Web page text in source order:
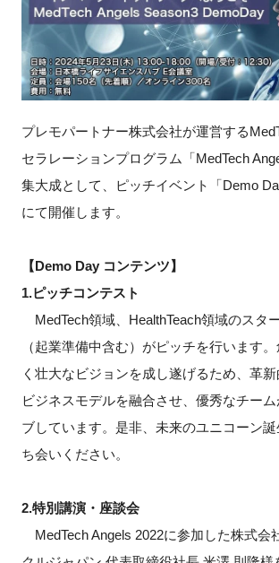
プログラム
インタビュー・コラム
LINK-Jを知る
特別会員
施設・アクセス
イベントお知らせメール登録
プレモパートナー株式会社が運営する
セラレーションプログラム「MedTech
集大成として、ピッチイベント「Demo
にて開催します。
【Demo Day コンテンツ】
1.ピッチコンテスト
MedTech領域、HealthTeach領域のスタ
（起業準備中含む）がピッチを行います
く壮大なビジョンを成し遂げるため、革
ビジネスモデルを融合させ、優秀なチー
ブしています。是非、未来のユニコーン
ち会いください。
2.特別講演・座談会
MedTech Angels 2022に参加した株式会